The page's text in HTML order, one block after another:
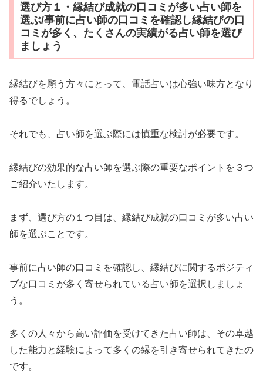
選び方１・縁結び成就の口コミが多い占い師を
選ぶ/事前に占い師の口コミを確認し縁結びの口
コミが多く、たくさんの実績がる占い師を選び
ましょう
縁結びを願う方々にとって、電話占いは心強い味方となり
得るでしょう。
それでも、占い師を選ぶ際には慎重な検討が必要です。
縁結びの効果的な占い師を選ぶ際の重要なポイントを３つ
ご紹介いたします。
まず、選び方の１つ目は、縁結び成就の口コミが多い占い
師を選ぶことです。
事前に占い師の口コミを確認し、縁結びに関するポジティ
ブな口コミが多く寄せられている占い師を選択しましょ
う。
多くの人々から高い評価を受けてきた占い師は、その卓越
した能力と経験によって多くの縁を引き寄せられてきたの
です。